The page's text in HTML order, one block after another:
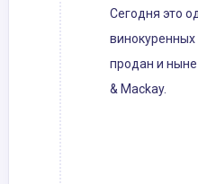
Сегодня это
винокуренных
продан и
& Mackay.